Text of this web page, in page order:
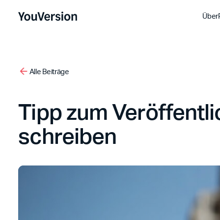
Über
Alle Beiträge
Tipp zum
schreiben